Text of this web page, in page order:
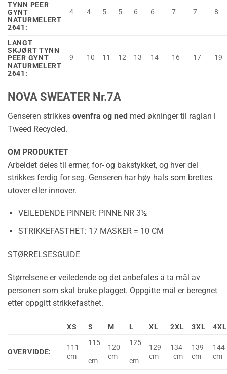
TYNN PEER
GYNT
NATURMELERT
2641:
4 4 5 5 6 6 7 7 8
LANGT
SKJØRT TYNN
PEER GYNT
NATURMELERT
2641:
9 10 11 12 13 14 16 17 19
NOVA SWEATER Nr.7A
Genseren strikkes ovenfra og ned med økninger til raglan i
Tweed Recycled.
OM PRODUKTET
Arbeidet deles til ermer, for- og bakstykket, og hver del
strikkes ferdig for seg. Genseren har høy hals som brettes
utover eller innover.
VEILEDENDE PINNER: PINNE NR 3½
STRIKKEFASTHET: 17 MASKER = 10 CM
STØRRELSESGUIDE
Størrelsene er veiledende og det anbefales å ta mål av
personen som skal bruke plagget. Oppgitte mål er beregnet
etter oppgitt strikkefasthet.
XS S M L XL 2XL 3XL 4XL
OVERVIDDE:
111
cm
115
cm
120
cm
125
cm
129
cm
134
cm
139
cm
144
cm